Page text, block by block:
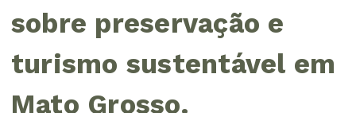
sobre preservação e
turismo sustentável em
Mato Grosso.